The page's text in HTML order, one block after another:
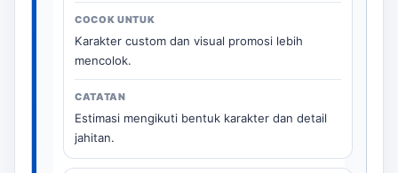
Karakter custom dan visual promosi lebih
mencolok.
Estimasi mengikuti bentuk karakter dan detail
jahitan.